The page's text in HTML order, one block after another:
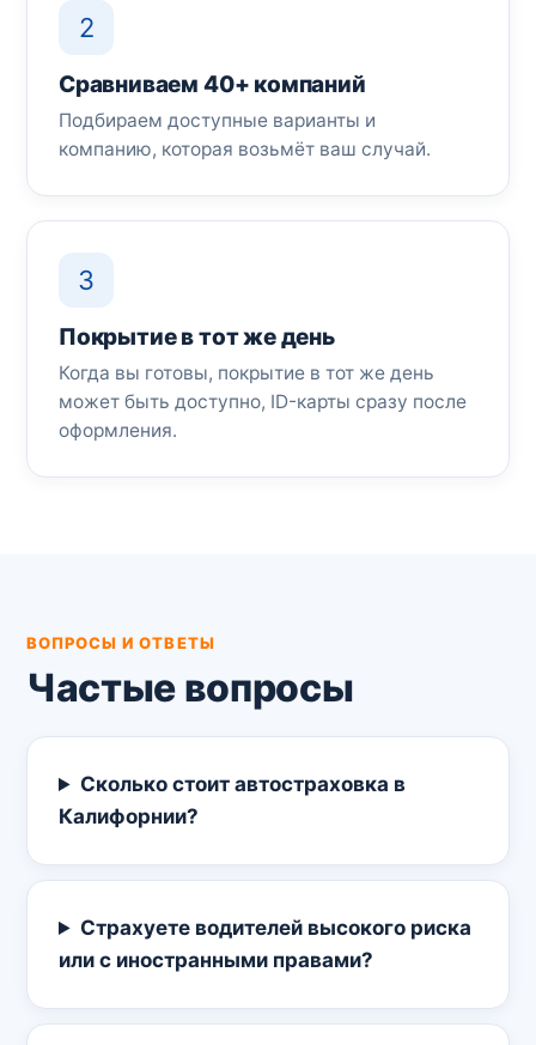
2
Сравниваем 40+ компаний
Подбираем доступные варианты и
компанию, которая возьмёт ваш случай.
3
Покрытие в тот же день
Когда вы готовы, покрытие в тот же день
может быть доступно, ID-карты сразу после
оформления.
ВОПРОСЫ И ОТВЕТЫ
Частые вопросы
Сколько стоит автостраховка в
Калифорнии?
Страхуете водителей высокого риска
или с иностранными правами?